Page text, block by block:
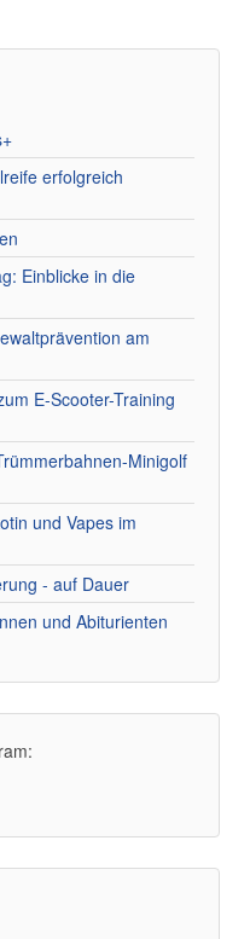
erfolgreich
Einblicke in die
am
E-Scooter-Training
Minigolf
und Vapes im
- auf Dauer
und Abiturienten